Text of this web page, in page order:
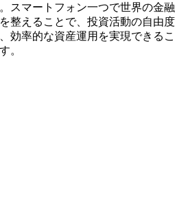
スマートフォン一つで世界の金融
整えることで、投資活動の自由度
効率的な資産運用を実現できるこ
。